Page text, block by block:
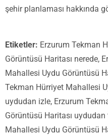
şehir planlaması hakkında
Etiketler: Erzurum Tekman
Görüntüsü Haritası nerede,
Mahallesi Uydu Görüntüsü
Tekman Hürriyet Mahallesi
uydudan izle, Erzurum
Görüntüsü Haritası
Mahallesi Uydu Görüntüsü